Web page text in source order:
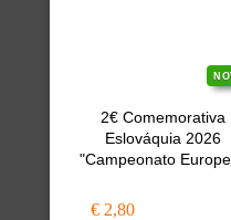
2€ Comemorativa
Eslováquia 2026
"Campeonato
€ 2,80